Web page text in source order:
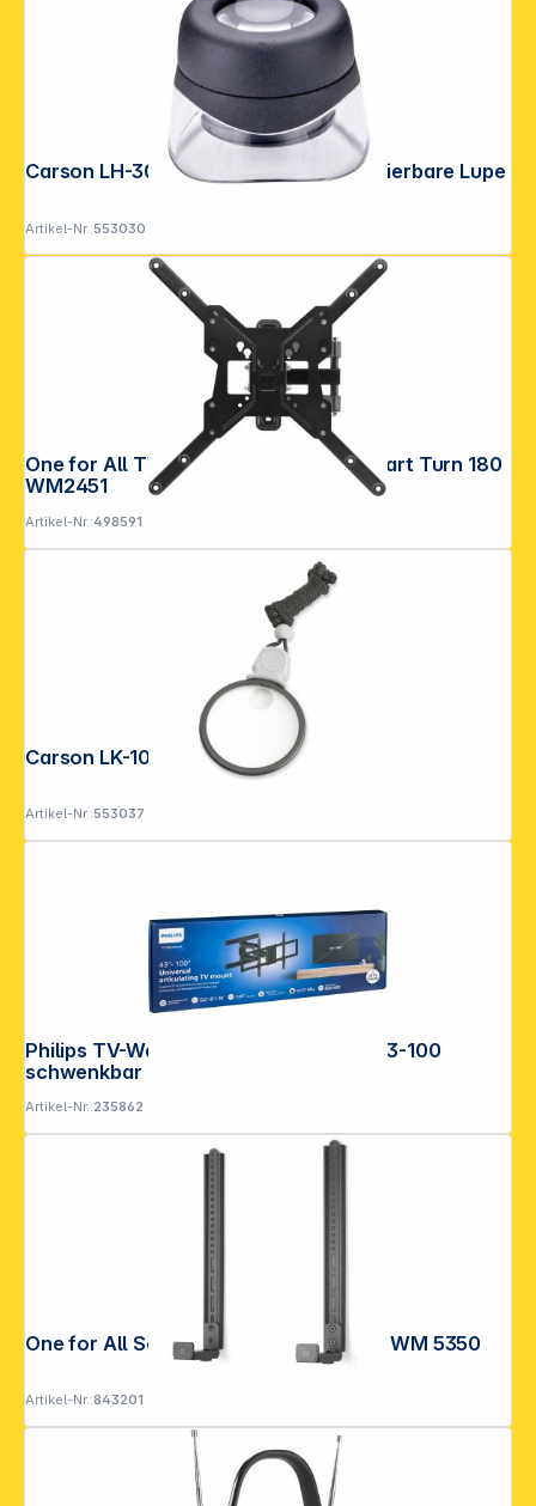
Carson LH-30 VersalLoupe 10x fokussierbare Lupe
Artikel-Nr.:553030
One for All TV Wandhalterung 65" Smart Turn 180
WM2451
Artikel-Nr.:498591
Carson LK-10 MagniLook
Artikel-Nr.:553037
Philips TV-Wandhalterung Universal 43-100
schwenkbar
Artikel-Nr.:235862
One for All Soundbar Halterung TURN WM 5350
Artikel-Nr.:843201